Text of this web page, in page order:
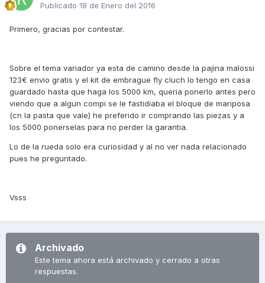
Publicado 18 de Enero del 2016
Primero, gracias por contestar.
Sobre el tema variador ya esta de camino desde la pajina malossi
123€ envio gratis y el kit de embrague fly cluch lo tengo en casa
guardado hasta que haga los 5000 km, queria ponerlo antes pero
viendo que a algun compi se le fastidiaba el bloque de mariposa
(cn la pasta que vale) he preferido ir comprando las piezas y a
los 5000 ponerselas para no perder la garantia.
Lo de la rueda solo era curiosidad y al no ver nada relacionado
pues he preguntado.
Vsss
Archivado
Este tema ahora está archivado y cerrado a otras
respuestas.